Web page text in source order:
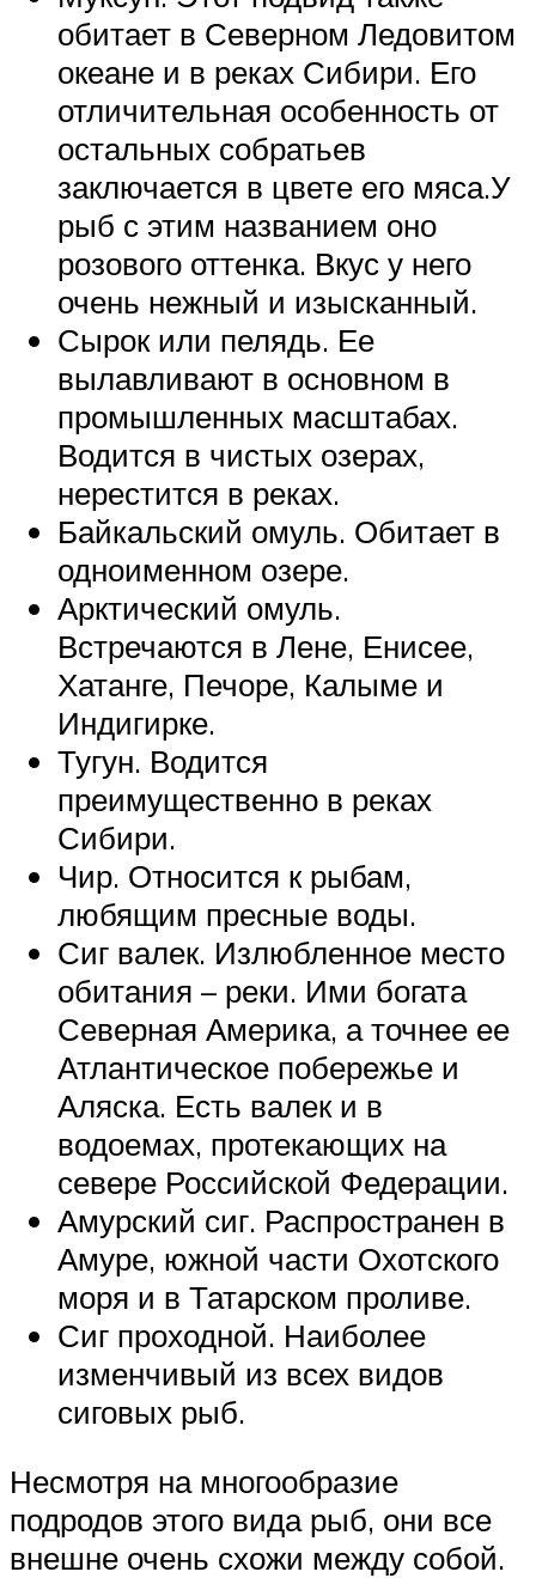
обитает в Северном Ледовитом
океане и в реках Сибири. Его
отличительная особенность от
остальных собратьев
заключается в цвете его мяса.У
рыб с этим названием оно
розового оттенка. Вкус у него
очень нежный и изысканный.
Сырок или пелядь. Ее
вылавливают в основном в
промышленных масштабах.
Водится в чистых озерах,
нерестится в реках.
Байкальский омуль. Обитает в
одноименном озере.
Арктический омуль.
Встречаются в Лене, Енисее,
Хатанге, Печоре, Калыме и
Индигирке.
Тугун. Водится
преимущественно в реках
Сибири.
Чир. Относится к рыбам,
любящим пресные воды.
Сиг валек. Излюбленное место
обитания – реки. Ими богата
Северная Америка, а точнее ее
Атлантическое побережье и
Аляска. Есть валек и в
водоемах, протекающих на
севере Российской Федерации.
Амурский сиг. Распространен в
Амуре, южной части Охотского
моря и в Татарском проливе.
Сиг проходной. Наиболее
изменчивый из всех видов
сиговых рыб.
Несмотря на многообразие
подродов этого вида рыб, они все
внешне очень схожи между собой.